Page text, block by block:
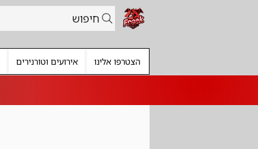
חיפוש
הצטרפו אלינו אירועים וטורנירים